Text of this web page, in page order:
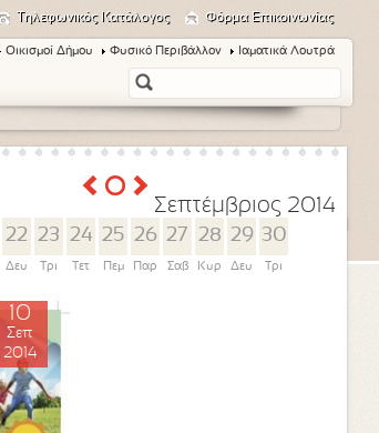
Τηλεφωνικός Κατάλογος Φόρμα Επικοινωνίας
Οικισμοί Δήμου Φυσικό Περιβάλλον Ιαματικά Λουτρά
Σεπτέμβριος 2014
22
Δευ
23
Τρι
24
Τετ
25
Πεμ
26
Παρ
27
Σαβ
28
Κυρ
29
Δευ
30
Τρι
10
Σεπ
2014